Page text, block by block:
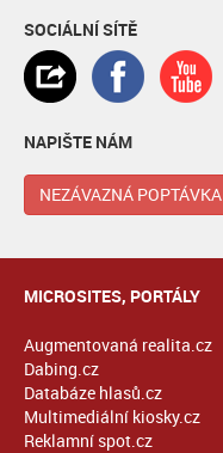
SOCIÁLNÍ SÍTĚ
NAPIŠTE NÁM
NEZÁVAZNÁ POPTÁVKA
MICROSITES, PORTÁLY
Augmentovaná realita.cz
Dabing.cz
Databáze hlasů.cz
Multimediální kiosky.cz
Reklamní spot.cz